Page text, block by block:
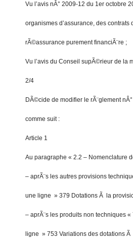
Vu l’avis nÂ° 2009-12 du 1er octobre
organismes d’assurance, des
rÃ©assurance purement financiÃ¨re ;
Vu l’avis du Conseil supÃ©rieur de la
2/4
DÃ©cide de modifier le rÃ¨glement
comme suit :
Article 1
Au paragraphe « 2.2 – Nomenclature
– aprÃ¨s les autres provisions
une ligne » 379 Dotations Ã la
– aprÃ¨s les produits non techniques
ligne » 753 Variations des dotations